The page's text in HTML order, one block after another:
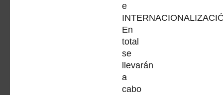
e
En
total
se
llevarán
a
cabo